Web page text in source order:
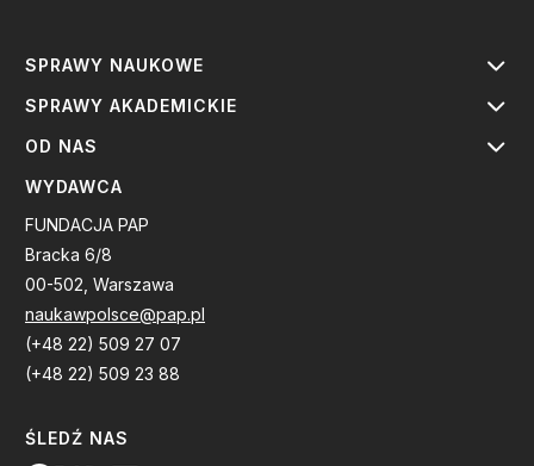
SPRAWY NAUKOWE
SPRAWY AKADEMICKIE
OD NAS
WYDAWCA
FUNDACJA PAP
Bracka 6/8
00-502, Warszawa
naukawpolsce@pap.pl
(+48 22) 509 27 07
(+48 22) 509 23 88
ŚLEDŹ NAS